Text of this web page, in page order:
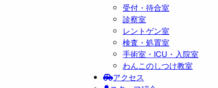
受付・待合室
診察室
レントゲン室
検査・処置室
手術室・ICU・入院室
わんこのしつけ教室
アクセス